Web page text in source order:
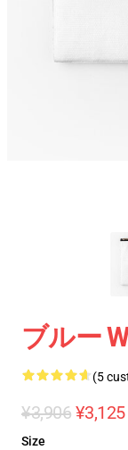
ブルー
(5
¥3,906 ¥3,125
Size